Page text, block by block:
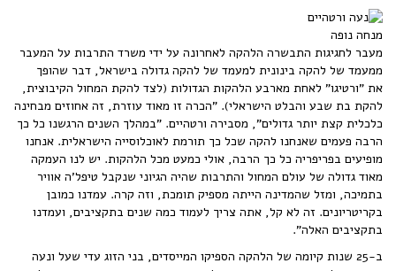
מנחה נופה
מעבר לחגיגות התבשרה הלהקה לאחרונה על ידי משרד התרבות על המעבר
ממעמד של להקה בינונית למעמד של להקה גדולה בישראל, דבר שהופך
את "ורטיגו" לאחת מארבע הלהקות הגדולות (לצד להקת המחול הקיבוצית,
להקת בת שבע והבלט הישראלי). "הכרה זו מאוד עוזרת, זה אחוזים מבחינה
כלכלית קצת יותר גדולים", מסבירה ורטהיים. "במהלך השנים הרגשנו כל כך
הרבה פעמים שאנחנו להקה שכל כך תורמת לאוכלוסייה הישראלית. אנחנו
מופיעים בפריפריה כל כך הרבה, אולי כמעט מכל הלהקות. יש לנו העמקה
מאוד גדולה של עולם המחול והתרבות שהיה הגיוני שנקבל טיפל'ה אוויר
בתמיכה, ומזל שהמדינה הייתה מספיק תומכת, וזה קרה. עמדנו כמובן
בקריטריונים. זה לא קל, אתה צריך לעמוד כמה שנים בתקציבים, ועמדנו
בתקציבים האלה".
ב-25 שנות קיומה של הלהקה הספיקו המייסדים, בני הזוג עדי שעל ונעה